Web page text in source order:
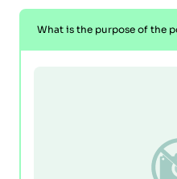
What is the purpose of the